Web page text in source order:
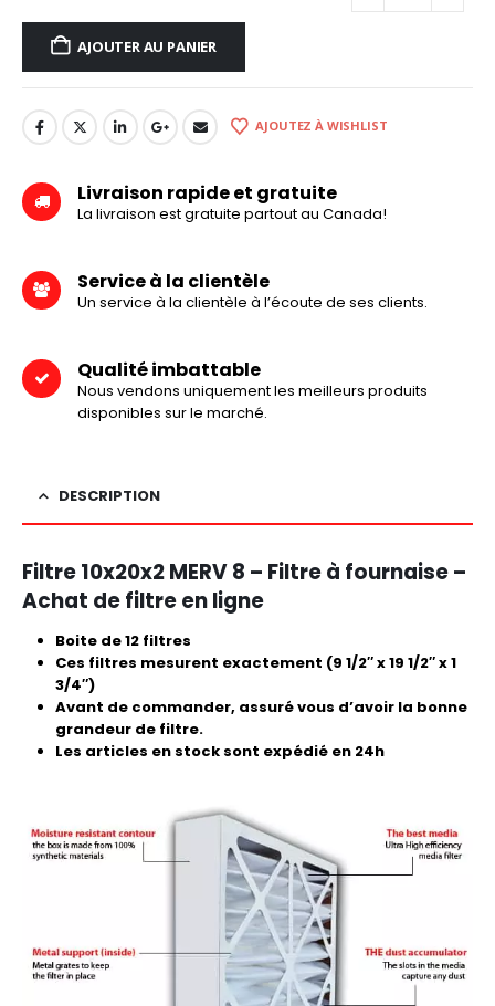
AJOUTER AU PANIER
AJOUTEZ À WISHLIST
Livraison rapide et gratuite
La livraison est gratuite partout au Canada!
Service à la clientèle
Un service à la clientèle à l’écoute de ses clients.
Qualité imbattable
Nous vendons uniquement les meilleurs produits
disponibles sur le marché.
DESCRIPTION
Filtre 10x20x2 MERV 8 – Filtre à fournaise –
Achat de filtre en ligne
Boite de 12 filtres
Ces filtres mesurent exactement (9 1/2″ x 19 1/2″ x 1
3/4″)
Avant de commander, assuré vous d’avoir la bonne
grandeur de filtre.
Les articles en stock sont expédié en 24h